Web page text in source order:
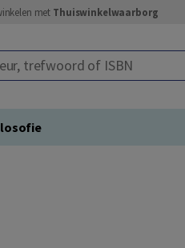
met Thuiswinkelwaarborg
of ISBN